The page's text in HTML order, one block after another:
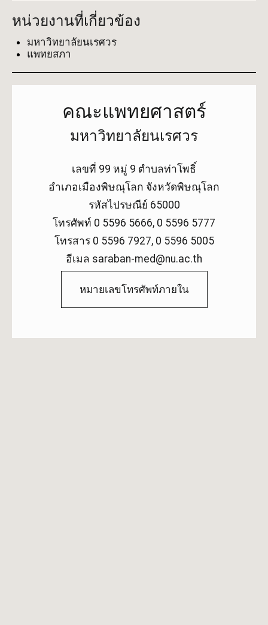
หน่วยงานที่เกี่ยวข้อง
มหาวิทยาลัยนเรศวร
แพทยสภา
คณะแพทยศาสตร์
มหาวิทยาลัยนเรศวร
เลขที่ 99 หมู่ 9 ตำบลท่าโพธิ์
อำเภอเมืองพิษณุโลก จังหวัดพิษณุโลก
รหัสไปรษณีย์ 65000
โทรศัพท์ 0 5596 5666, 0 5596 5777
โทรสาร 0 5596 7927, 0 5596 5005
อีเมล saraban-med@nu.ac.th
หมายเลขโทรศัพท์ภายใน